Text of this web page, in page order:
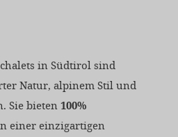
in Südtirol sind
Natur, alpinem Stil und
Sie bieten 100%
einer einzigartigen